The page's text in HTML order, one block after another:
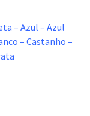
– Azul – Azul
– Castanho –